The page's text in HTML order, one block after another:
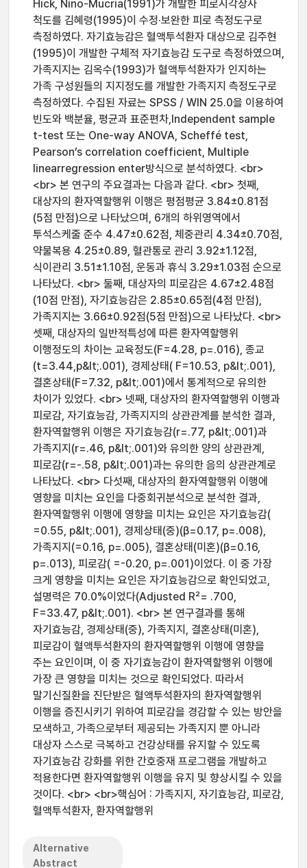
Hick, Nino-Mucria(1991)가 개발한 피로시각상사
척도를 김혜령(1995)이 수정·보완한 피로 측정도구로
측정하였다. 자기효능감은 혈액투석환자 대상으로 김주현
(1995)이 개발한 구체적 자기효능감 도구로 측정하였으며,
가족지지는 김옥수(1993)가 혈액투석환자가 인지하는
가족 구성원들의 지지정도를 개발한 가족지지 측정도구로
측정하였다. 수집된 자료는 SPSS / WIN 25.0을 이용하여
빈도와 백분율, 평균과 표준편차,Independent sample
t-test 또는 One-way ANOVA, Scheffé test,
Pearson’s correlation coefficient, Multiple
linearregression enter방식으로 분석하였다. <br>
<br> 본 연구의 주요결과는 다음과 같다. <br> 첫째,
대상자의 환자역할행위 이행은 평점평균 3.84±0.81점
(5점 만점)으로 나타났으며, 6개의 하위영역에서
투석스케줄 준수 4.47±0.62점, 체중관리 4.34±0.70점,
약물복용 4.25±0.89, 혈관통로 관리 3.92±1.12점,
식이관리 3.51±1.10점, 운동과 휴식 3.29±1.03점 순으로
나타났다. <br> 둘째, 대상자의 피로감은 4.67±2.48점
(10점 만점), 자기효능감은 2.85±0.65점(4점 만점),
가족지지는 3.66±0.92점(5점 만점)으로 나타났다. <br>
셋째, 대상자의 일반적특성에 따른 환자역할행위
이행정도의 차이는 교육정도(F=4.28, p=.016), 종교
(t=3.44,p&lt;.001), 경제상태( F=10.53, p&lt;.001),
결혼상태(F=7.32, p&lt;.001)에서 통계적으로 유의한
차이가 있었다. <br> 넷째, 대상자의 환자역할행위 이행과
피로감, 자기효능감, 가족지지의 상관관계를 분석한 결과,
환자역할행위 이행은 자기효능감(r=.77, p&lt;.001)과
가족지지(r=.46, p&lt;.001)와 유의한 양의 상관관계,
피로감(r=-.58, p&lt;.001)과는 유의한 음의 상관관계로
나타났다. <br> 다섯째, 대상자의 환자역할행위 이행에
영향을 미치는 요인을 다중회귀분석으로 분석한 결과,
환자역할행위 이행에 영향을 미치는 요인은 자기효능감(
=0.55, p&lt;.001), 경제상태(중)(β=0.17, p=.008),
가족지지(=0.16, p=.005), 결혼상태(미혼)(β=0.16,
p=.013), 피로감( =-0.20, p=.001)이었다. 이 중 가장
크게 영향을 미치는 요인은 자기효능감으로 확인되었고,
설명력은 70.0%이었다(Adjusted R²= .700,
F=33.47, p&lt;.001). <br> 본 연구결과를 통해
자기효능감, 경제상태(중), 가족지지, 결혼상태(미혼),
피로감이 혈액투석환자의 환자역할행위 이행에 영향을
주는 요인이며, 이 중 자기효능감이 환자역할행위 이행에
가장 큰 영향을 미치는 것으로 확인되었다. 따라서
말기신질환을 진단받은 혈액투석환자의 환자역할행위
이행을 증진시키기 위하여 피로감을 경감할 수 있는 방안을
모색하고, 가족으로부터 제공되는 가족지지 뿐 아니라
대상자 스스로 극복하고 건강상태를 유지할 수 있도록
자기효능감 강화를 위한 간호중재 프로그램을 개발하고
적용한다면 환자역할행위 이행을 유지 및 향상시킬 수 있을
것이다. <br> <br>핵심어 : 가족지지, 자기효능감, 피로감,
혈액투석환자, 환자역할행위
Alternative
Abstract